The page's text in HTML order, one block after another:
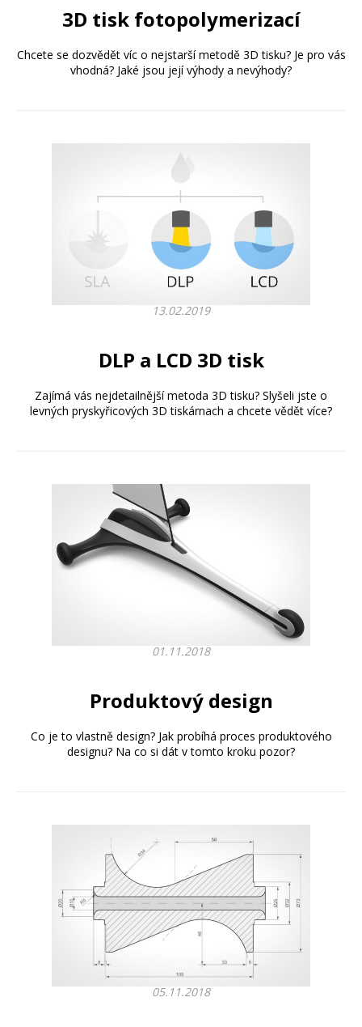
3D tisk fotopolymerizací
Chcete se dozvědět víc o nejstarší metodě 3D tisku? Je pro vás
vhodná? Jaké jsou její výhody a nevýhody?
13.02.2019
DLP a LCD 3D tisk
Zajímá vás nejdetailnější metoda 3D tisku? Slyšeli jste o
levných pryskyřicových 3D tiskárnach a chcete vědět více?
01.11.2018
Produktový design
Co je to vlastně design? Jak probíhá proces produktového
designu? Na co si dát v tomto kroku pozor?
05.11.2018